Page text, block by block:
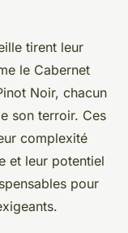
tirent leur
le Cabernet
Noir, chacun
son terroir. Ces
complexité
et leur potentiel
pour